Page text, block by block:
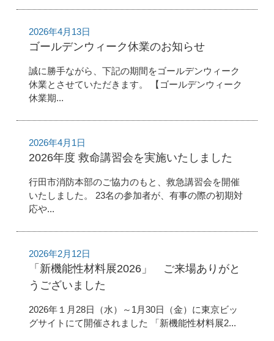
2026年4月13日
ゴールデンウィーク休業のお知らせ
誠に勝手ながら、下記の期間をゴールデンウィーク
休業とさせていただきます。 【ゴールデンウィーク
休業期...
2026年4月1日
2026年度 救命講習会を実施いたしました
行田市消防本部のご協力のもと、救急講習会を開催
いたしました。 23名の参加者が、有事の際の初期対
応や...
2026年2月12日
「新機能性材料展2026」 ご来場ありがと
うございました
2026年１月28日（水）～1月30日（金）に東京ビッ
グサイトにて開催されました 「新機能性材料展2...